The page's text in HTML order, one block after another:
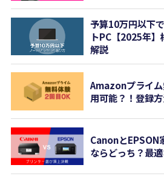
予算10万円以下
トPC【2025年】
解説
Amazonプライ
用可能？！登録
CanonとEPSON
ならどっち？最